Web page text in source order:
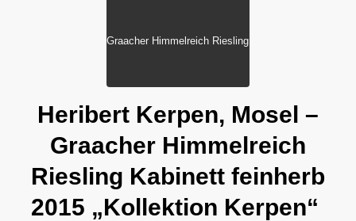
Heribert Kerpen, Mosel –
Graacher Himmelreich
Riesling Kabinett feinherb
2015 „Kollektion Kerpen“